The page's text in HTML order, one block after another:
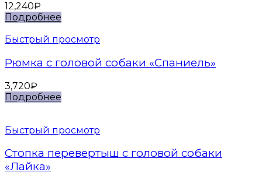
12,240₽
Подробнее
Быстрый просмотр
Рюмка с головой собаки «Спаниель»
3,720₽
Подробнее
Быстрый просмотр
Стопка перевертыш с головой собаки
«Лайка»